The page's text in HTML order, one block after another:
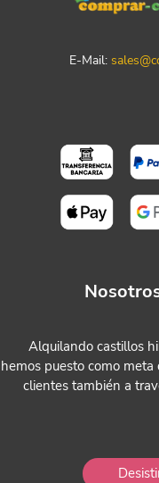
E-Mail:
Alquilando castillos
hemos puesto como
clientes también a